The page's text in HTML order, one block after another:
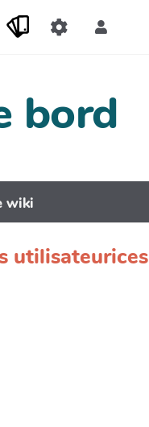
bord
wiki
utilisateurices